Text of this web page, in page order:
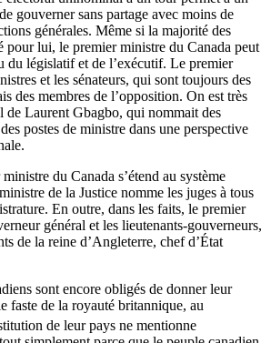
gouverner sans partage avec moins de
générales. Même si la majorité des
pour lui, le premier ministre du Canada peut
du législatif et de l’exécutif. Le premier
et les sénateurs, qui sont toujours des
des membres de l’opposition. On est très
de Laurent Gbagbo, qui nommait des
postes de ministre dans une perspective
du Canada s’étend au système
de la Justice nomme les juges à tous
En outre, dans les faits, le premier
général et les lieutenants-gouverneurs,
de la reine d’Angleterre, chef d’État
sont encore obligés de donner leur
faste de la royauté britannique, au
de leur pays ne mentionne